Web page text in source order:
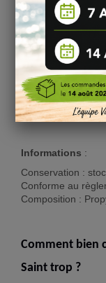
Temps de
Trop :
Nous vous
liquide Arôme
researchentre15
pleinementdes
plus, consulter
DIY !
Informations :
Conservation :
Conforme au
Composition :
Comment bien
Saint trop ?